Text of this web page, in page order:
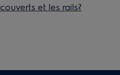
et les rails?